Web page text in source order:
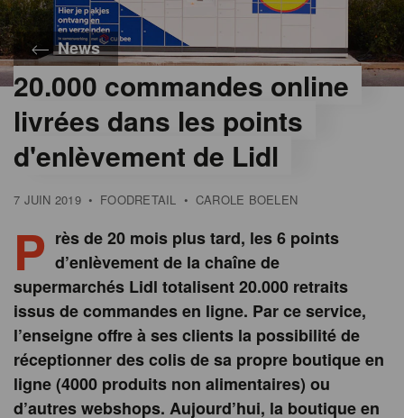
News
20.000 commandes online
livrées dans les points
d'enlèvement de Lidl
7 JUIN 2019 • FOODRETAIL • CAROLE BOELEN
P rès de 20 mois plus tard, les 6 points
d’enlèvement de la chaîne de
supermarchés Lidl totalisent 20.000 retraits
issus de commandes en ligne. Par ce service,
l’enseigne offre à ses clients la possibilité de
réceptionner des colis de sa propre boutique en
ligne (4000 produits non alimentaires) ou
d’autres webshops. Aujourd’hui, la boutique en